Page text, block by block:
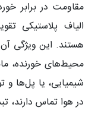
مقاومت در برابر
الیاف پلاستیکی
هستند. این ویژگی
محیط‌های خورنده،
شیمیایی، یا پل‌ها
در هوا تماس دارند،